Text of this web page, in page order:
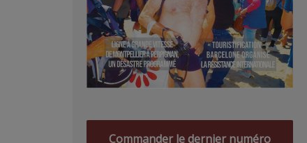
Commander le dernier numéro